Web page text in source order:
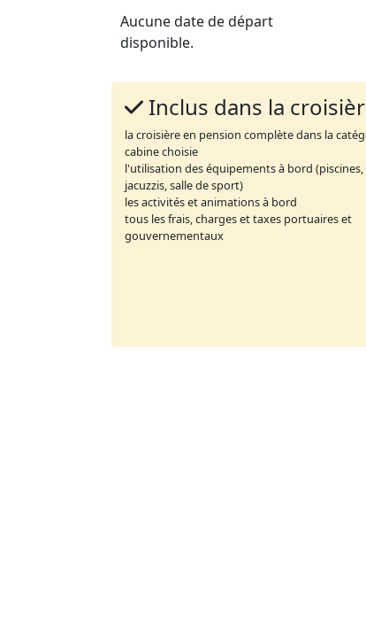
Aucune date de départ
disponible.
Inclus dans la
la croisière en pension complète dans la
cabine choisie
l'utilisation des équipements à bord (piscines,
jacuzzis, salle de sport)
les activités et animations à bord
tous les frais, charges et taxes portuaires et
gouvernementaux